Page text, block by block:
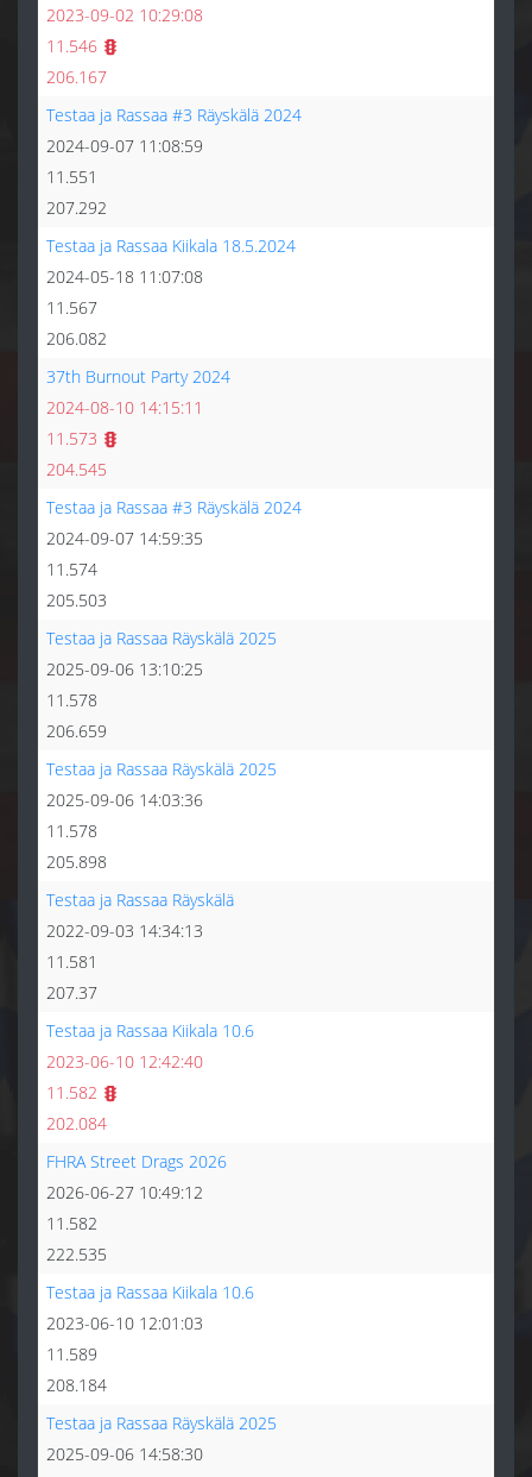
2023-09-02 10:29:08
11.546
206.167
Testaa ja Rassaa #3 Räyskälä 2024
2024-09-07 11:08:59
11.551
207.292
Testaa ja Rassaa Kiikala 18.5.2024
2024-05-18 11:07:08
11.567
206.082
37th Burnout Party 2024
2024-08-10 14:15:11
11.573
204.545
Testaa ja Rassaa #3 Räyskälä 2024
2024-09-07 14:59:35
11.574
205.503
Testaa ja Rassaa Räyskälä 2025
2025-09-06 13:10:25
11.578
206.659
Testaa ja Rassaa Räyskälä 2025
2025-09-06 14:03:36
11.578
205.898
Testaa ja Rassaa Räyskälä
2022-09-03 14:34:13
11.581
207.37
Testaa ja Rassaa Kiikala 10.6
2023-06-10 12:42:40
11.582
202.084
FHRA Street Drags 2026
2026-06-27 10:49:12
11.582
222.535
Testaa ja Rassaa Kiikala 10.6
2023-06-10 12:01:03
11.589
208.184
Testaa ja Rassaa Räyskälä 2025
2025-09-06 14:58:30